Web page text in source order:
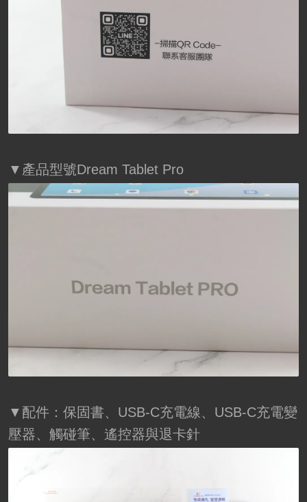
▼產品型號Dream Tablet Pro
▼配件：保固書、USB-C充電線、USB-C充電變
壓器、觸碰筆、遙控器與退卡針